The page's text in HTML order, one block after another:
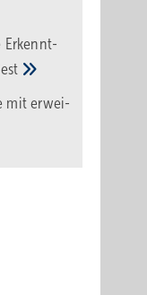
Erkennt­
mit erwei­